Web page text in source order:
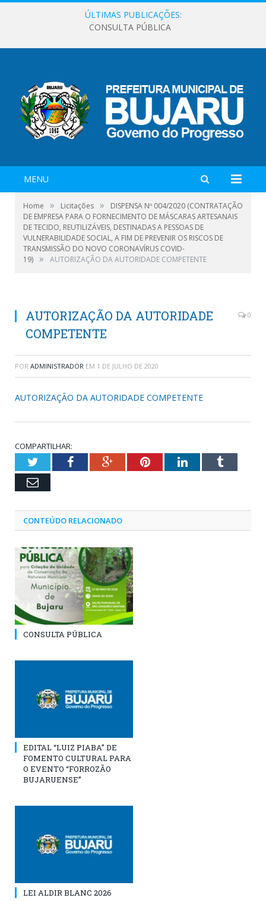
ÚLTIMAS PUBLICAÇÕES:
CONSULTA PÚBLICA
MENU
Home » Licitações »
DISPENSA Nº 004/2020 (CONTRATAÇÃO
DE EMPRESA PARA O FORNECIMENTO DE MÁSCARAS ARTESANAIS
DE TECIDO, REUTILIZÁVEIS, DESTINADAS A PESSOAS DE
VULNERABILIDADE SOCIAL, A FIM DE PREVENIR OS RISCOS DE
TRANSMISSÃO DO NOVO CORONAVÍRUS COVID-
19) » AUTORIZAÇÃO DA AUTORIDADE COMPETENTE
AUTORIZAÇÃO DA AUTORIDADE
COMPETENTE
0
POR ADMINISTRADOR EM 1 DE JULHO DE 2020
AUTORIZAÇÃO DA AUTORIDADE COMPETENTE
COMPARTILHAR:
TwitterFacebookGoogle+PinterestLinkedInTumblr
Email
CONTEÚDO RELACIONADO
CONSULTA PÚBLICA
EDITAL “LUIZ PIABA” DE
FOMENTO CULTURAL PARA
O EVENTO “FORROZÃO
BUJARUENSE”
LEI ALDIR BLANC 2026